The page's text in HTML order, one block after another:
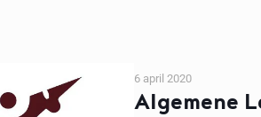
Algemene
6 april 2020